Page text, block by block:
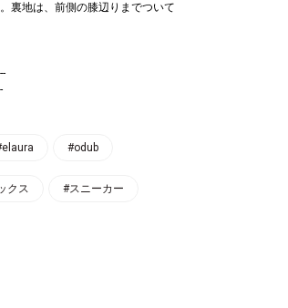
裏地は、前側の膝辺りまでついて
#odub
クス #スニーカー